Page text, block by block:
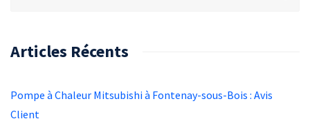
Articles Récents
Pompe à Chaleur Mitsubishi à Fontenay-sous-Bois : Avis
Client